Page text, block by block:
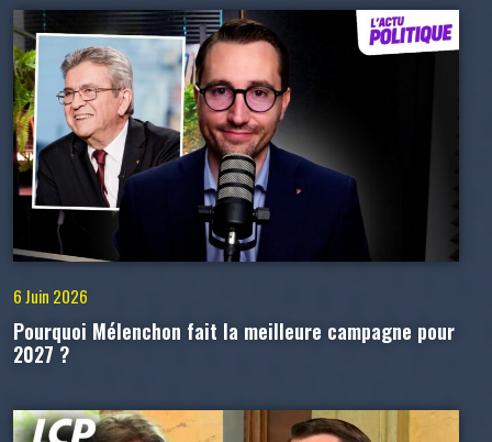
6 Juin 2026
Pourquoi Mélenchon fait la meilleure campagne pour
2027 ?